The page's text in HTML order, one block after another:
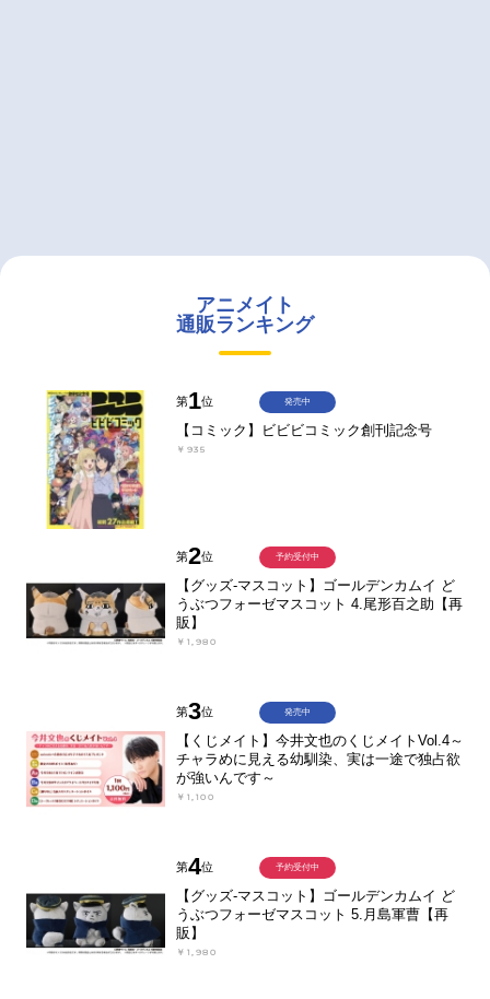
アニメイト
通販ランキング
第1位
【コミック】ビビビコミック創刊記念号
￥935
発売中
第2位
【グッズ-マスコット】ゴールデンカムイ ど
うぶつフォーゼマスコット 4.尾形百之助【再
販】
￥1,980
予約受付中
第3位
【くじメイト】今井文也のくじメイトVol.4～
チャラめに見える幼馴染、実は一途で独占欲
が強いんです～
￥1,100
発売中
第4位
【グッズ-マスコット】ゴールデンカムイ ど
うぶつフォーゼマスコット 5.月島軍曹【再
販】
￥1,980
予約受付中